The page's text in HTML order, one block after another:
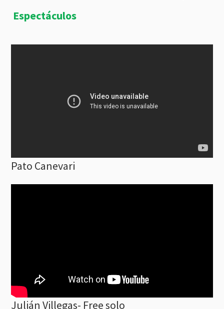
Espectáculos
Pato Canevari
Julián Villegas- Free solo